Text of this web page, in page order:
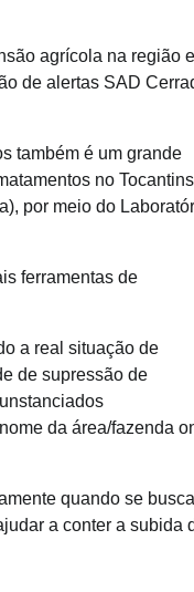
agrícola na região e
de alertas SAD
também é um grande
no
por meio do
ferramentas de
a real situação de
de supressão de
da área/fazenda
quando se busca
a conter a subida